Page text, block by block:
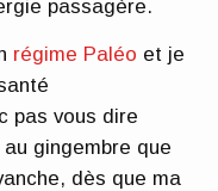
passagère.
régime Paléo et je
pas vous dire
gingembre que
dès que ma